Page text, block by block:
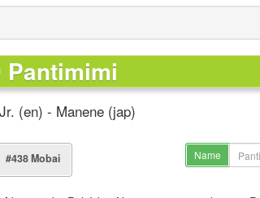
Pantimimi
(en) - Manene (jap)
#438 Mobai Name